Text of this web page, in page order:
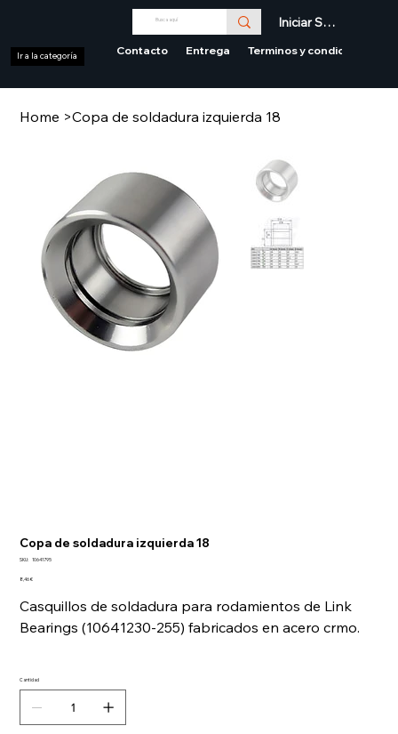
Iniciar Sesión
Contacto Entrega Terminos y condiciones
Ir a la categoría
Home >Copa de soldadura izquierda 18
Copa de soldadura izquierda 18
SKU:
SKU
10641795
Precio
8,46 €
Casquillos de soldadura para rodamientos de Link
Bearings (10641230-255) fabricados en acero crmo.
Cantidad